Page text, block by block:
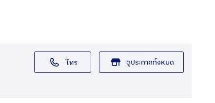
โทร ดูประกาศทั้งหมด